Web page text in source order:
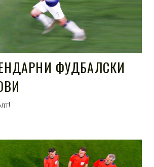
ФУДБАЛСКИ